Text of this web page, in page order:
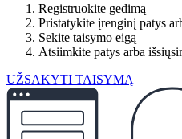
Registruokite gedimą
Pristatykite įrenginį patys
Sekite taisymo eigą
Atsiimkite patys arba
UŽSAKYTI TAISYMĄ